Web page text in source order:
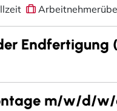
Endfertigung
m/w/d/